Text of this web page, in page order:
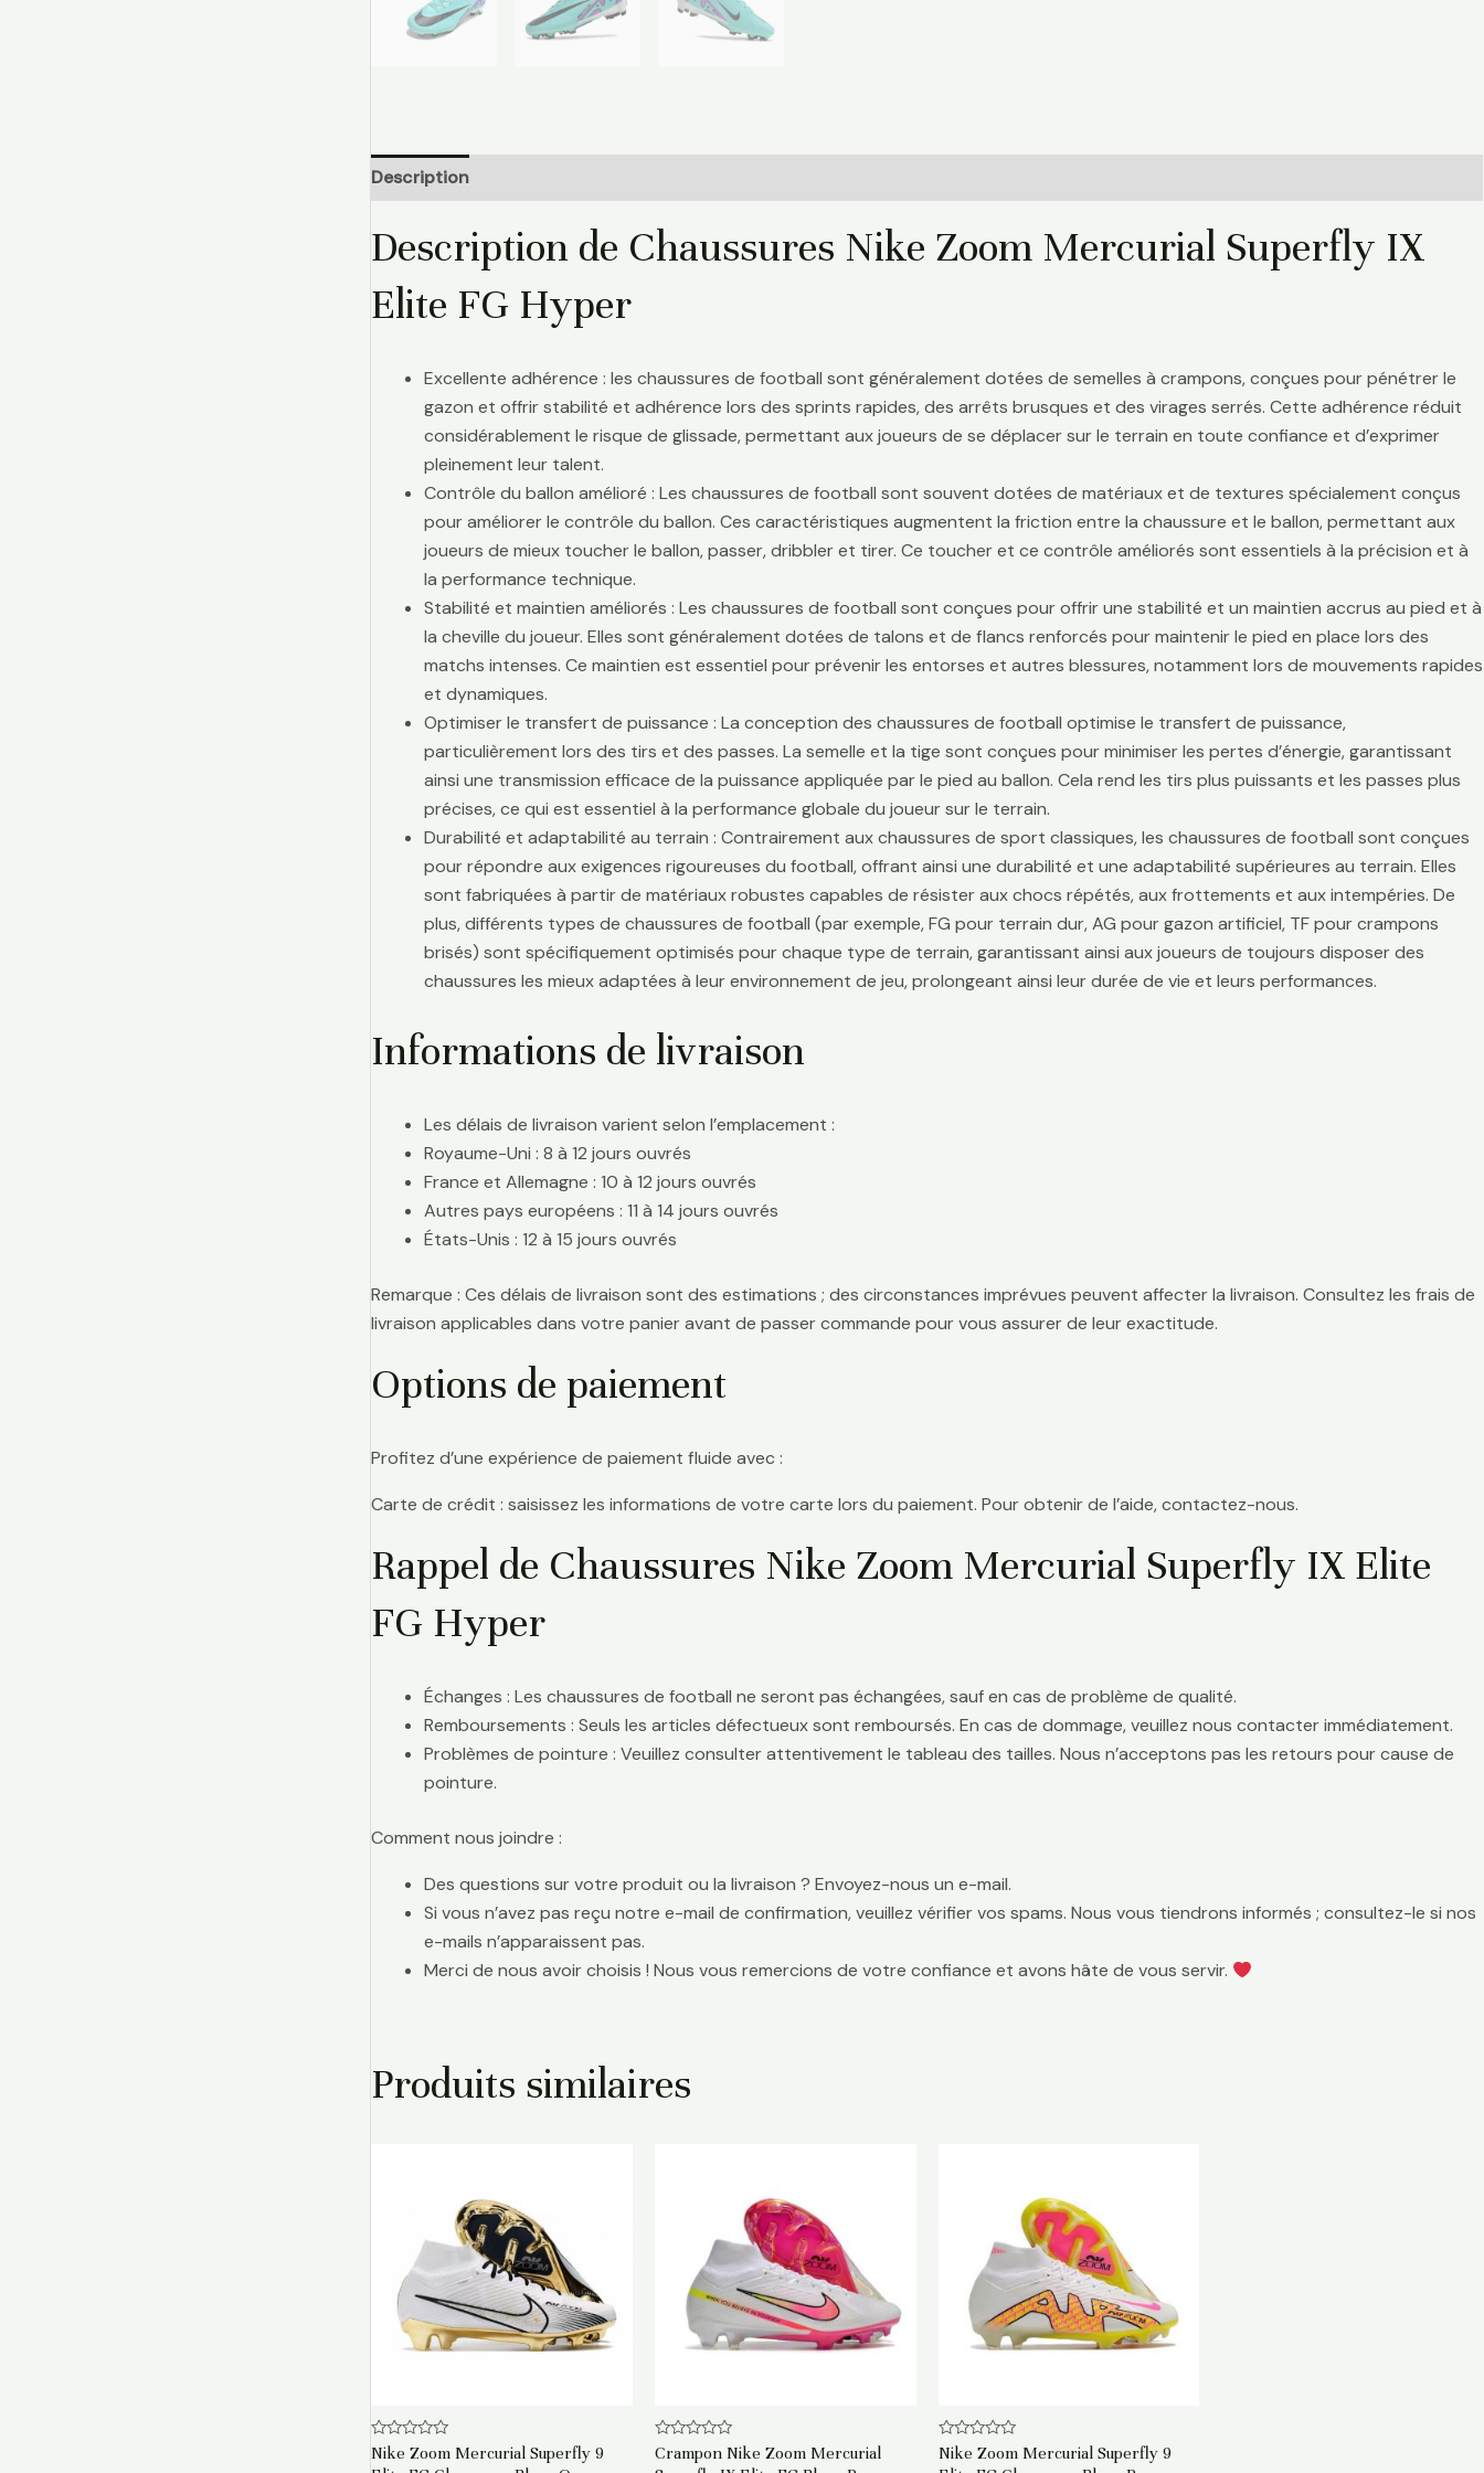
Description
Description de Chaussures Nike Zoom Mercurial Superfly IX
Elite FG Hyper
Excellente adhérence : les chaussures de football sont généralement dotées de semelles à crampons, conçues pour pénétrer le
gazon et offrir stabilité et adhérence lors des sprints rapides, des arrêts brusques et des virages serrés. Cette adhérence réduit
considérablement le risque de glissade, permettant aux joueurs de se déplacer sur le terrain en toute confiance et d’exprimer
pleinement leur talent.
Contrôle du ballon amélioré : Les chaussures de football sont souvent dotées de matériaux et de textures spécialement conçus
pour améliorer le contrôle du ballon. Ces caractéristiques augmentent la friction entre la chaussure et le ballon, permettant aux
joueurs de mieux toucher le ballon, passer, dribbler et tirer. Ce toucher et ce contrôle améliorés sont essentiels à la précision et à
la performance technique.
Stabilité et maintien améliorés : Les chaussures de football sont conçues pour offrir une stabilité et un maintien accrus au pied et à
la cheville du joueur. Elles sont généralement dotées de talons et de flancs renforcés pour maintenir le pied en place lors des
matchs intenses. Ce maintien est essentiel pour prévenir les entorses et autres blessures, notamment lors de mouvements rapides
et dynamiques.
Optimiser le transfert de puissance : La conception des chaussures de football optimise le transfert de puissance,
particulièrement lors des tirs et des passes. La semelle et la tige sont conçues pour minimiser les pertes d’énergie, garantissant
ainsi une transmission efficace de la puissance appliquée par le pied au ballon. Cela rend les tirs plus puissants et les passes plus
précises, ce qui est essentiel à la performance globale du joueur sur le terrain.
Durabilité et adaptabilité au terrain : Contrairement aux chaussures de sport classiques, les chaussures de football sont conçues
pour répondre aux exigences rigoureuses du football, offrant ainsi une durabilité et une adaptabilité supérieures au terrain. Elles
sont fabriquées à partir de matériaux robustes capables de résister aux chocs répétés, aux frottements et aux intempéries. De
plus, différents types de chaussures de football (par exemple, FG pour terrain dur, AG pour gazon artificiel, TF pour crampons
brisés) sont spécifiquement optimisés pour chaque type de terrain, garantissant ainsi aux joueurs de toujours disposer des
chaussures les mieux adaptées à leur environnement de jeu, prolongeant ainsi leur durée de vie et leurs performances.
Informations de livraison
Les délais de livraison varient selon l’emplacement :
Royaume-Uni : 8 à 12 jours ouvrés
France et Allemagne : 10 à 12 jours ouvrés
Autres pays européens : 11 à 14 jours ouvrés
États-Unis : 12 à 15 jours ouvrés
Remarque : Ces délais de livraison sont des estimations ; des circonstances imprévues peuvent affecter la livraison. Consultez les frais de
livraison applicables dans votre panier avant de passer commande pour vous assurer de leur exactitude.
Options de paiement
Profitez d’une expérience de paiement fluide avec :
Carte de crédit : saisissez les informations de votre carte lors du paiement. Pour obtenir de l’aide, contactez-nous.
Rappel de Chaussures Nike Zoom Mercurial Superfly IX Elite
FG Hyper
Échanges : Les chaussures de football ne seront pas échangées, sauf en cas de problème de qualité.
Remboursements : Seuls les articles défectueux sont remboursés. En cas de dommage, veuillez nous contacter immédiatement.
Problèmes de pointure : Veuillez consulter attentivement le tableau des tailles. Nous n’acceptons pas les retours pour cause de
pointure.
Comment nous joindre :
Des questions sur votre produit ou la livraison ? Envoyez-nous un e-mail.
Si vous n’avez pas reçu notre e-mail de confirmation, veuillez vérifier vos spams. Nous vous tiendrons informés ; consultez-le si nos
e-mails n’apparaissent pas.
Merci de nous avoir choisis ! Nous vous remercions de votre confiance et avons hâte de vous servir.
Produits similaires
Note
0
Nike Zoom Mercurial Superfly 9
Note
0
Crampon Nike Zoom Mercurial
Note
0
Nike Zoom Mercurial Superfly 9